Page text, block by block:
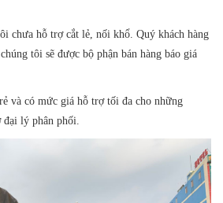
chưa hỗ trợ cắt lẻ, nối khổ. Quý khách hàng
tôi sẽ được bộ phận bán hàng báo giá
và có mức giá hỗ trợ tối đa cho những
đại lý phân phối.